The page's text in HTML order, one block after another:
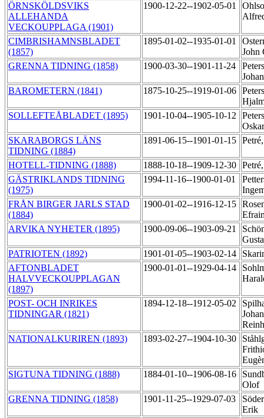
ÖRNSKÖLDSVIKS
ALLEHANDA
VECKOUPPLAGA (1901)
1900-12-22--1902-05-01
CIMBRISHAMNSBLADET
(1857)
1895-01-02--1935-01-01
John
GRENNA TIDNING (1858)
1900-03-30--1901-11-24
BAROMETERN (1841)
1875-10-25--1919-01-06
SOLLEFTEÅBLADET (1895)
1901-10-04--1905-10-12
SKARABORGS LÄNS
TIDNING (1884)
1891-06-15--1901-01-15
HOTELL-TIDNING (1888) 1888-10-18--1909-12-30
GÄSTRIKLANDS TIDNING
(1975)
1994-11-16--1900-01-01
FRÅN BIRGER JARLS STAD
(1884)
1900-01-02--1916-12-15
ARVIKA NYHETER (1895)
1900-09-06--1903-09-21
PATRIOTEN (1892)
1901-01-05--1903-02-14
AFTONBLADET
HALVVECKOUPPLAGAN
(1897)
1900-01-01--1929-04-14
POST- OCH INRIKES
TIDNINGAR (1821)
1894-12-18--1912-05-02
Johan
NATIONALKURIREN (1893)
1893-02-27--1904-10-30
SIGTUNA TIDNING (1888)
1884-01-10--1906-08-16
Olof
GRENNA TIDNING (1858)
1901-11-25--1929-07-03
Erik